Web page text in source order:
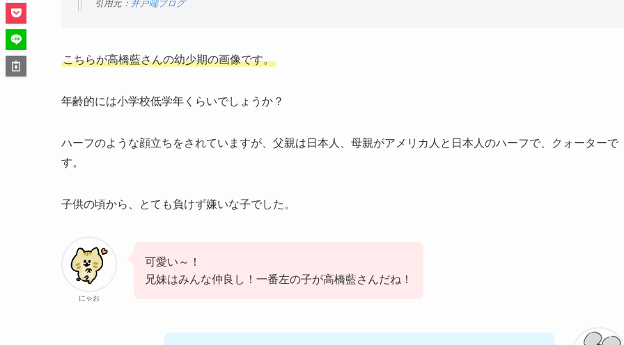
引用元： 井戸端ブログ
こちらが高橋藍さんの幼少期の画像です。
年齢的には小学校低学年くらいでしょうか？
ハーフのような顔立ちをされていますが、父親は日本人、母親がアメリカ人と日本人のハーフで、クォーターで
す。
子供の頃から、とても負けず嫌いな子でした。
にゃお
可愛い～！
兄妹はみんな仲良し！一番左の子が高橋藍さんだね！